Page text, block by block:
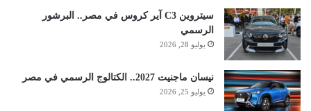
سيتروين C3 آير كروس في مصر.. البرشور
الرسمي
يوليو 28, 2026
نيسان ماجنيت 2027.. الكتالوج الرسمي في مصر
يوليو 25, 2026